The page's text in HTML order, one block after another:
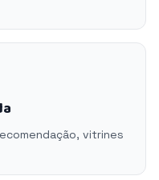
vitrines